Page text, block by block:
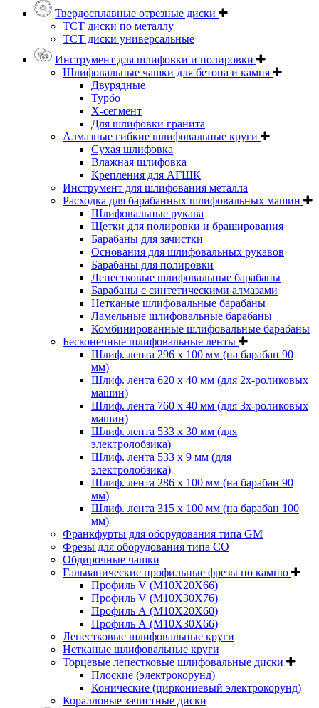
Твердосплавные отрезные диски
ТСТ диски по металлу
ТСТ диски универсальные
Инструмент для шлифовки и полировки
Шлифовальные чашки для бетона и камня
Двурядные
Турбо
Х-сегмент
Для шлифовки гранита
Алмазные гибкие шлифовальные круги
Cухая шлифовка
Влажная шлифовка
Крепления для АГШК
Инструмент для шлифования металла
Расходка для барабанных шлифовальных машин
Шлифовальные рукава
Щетки для полировки и браширования
Барабаны для зачистки
Основания для шлифовальных рукавов
Барабаны для полировки
Лепестковые шлифовальные барабаны
Барабаны с синтетическими алмазами
Нетканые шлифовальные барабаны
Ламельные шлифовальные барабаны
Комбинированные шлифовальные барабаны
Бесконечные шлифовальные ленты
Шлиф. лента 296 х 100 мм (на барабан 90
мм)
Шлиф. лента 620 х 40 мм (для 2х-роликовых
машин)
Шлиф. лента 760 х 40 мм (для 3х-роликовых
машин)
Шлиф. лента 533 х 30 мм (для
электролобзика)
Шлиф. лента 533 х 9 мм (для
электролобзика)
Шлиф. лента 286 х 100 мм (на барабан 90
мм)
Шлиф. лента 315 х 100 мм (на барабан 100
мм)
Франкфурты для оборудования типа GM
Фрезы для оборудования типа СО
Обдирочные чашки
Гальванические профильные фрезы по камню
Профиль V (M10X20X66)
Профиль V (M10X30X76)
Профиль А (М10Х20Х60)
Профиль А (М10Х30Х66)
Лепестковые шлифовальные круги
Нетканые шлифовальные круги
Торцевые лепестковые шлифовальные диски
Плоские (электрокорунд)
Конические (циркониевый электрокорунд)
Коралловые зачистные диски